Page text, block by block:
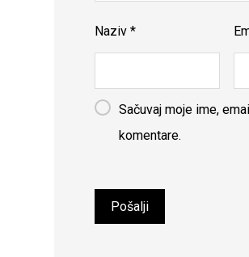
Naziv*
Sačuvaj moje ime,
komentare.